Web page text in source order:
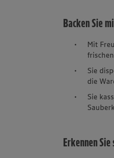
Backen Sie
Mit
Sie
die
Sie
Erkennen